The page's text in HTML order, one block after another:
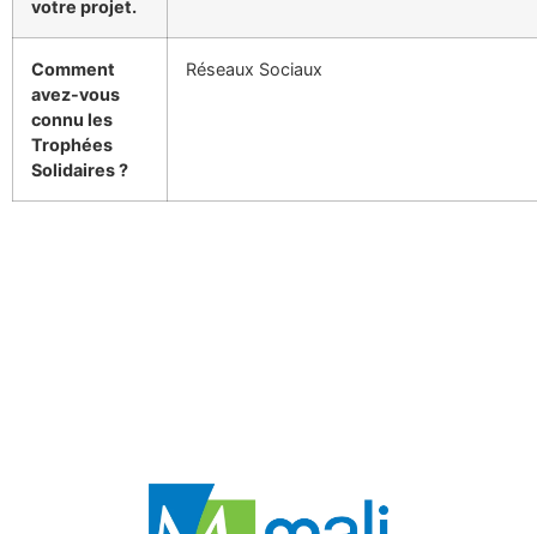
votre projet.
Comment
avez-vous
connu les
Trophées
Solidaires ?
Réseaux Sociaux